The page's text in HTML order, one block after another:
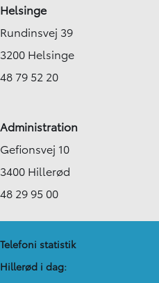
Helsinge
Rundinsvej 39
3200 Helsinge
48 79 52 20
Administration
Gefionsvej 10
3400 Hillerød
48 29 95 00
Telefoni statistik
Hillerød i dag: